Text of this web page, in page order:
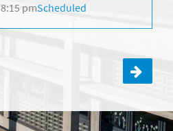
8:15 pmScheduled